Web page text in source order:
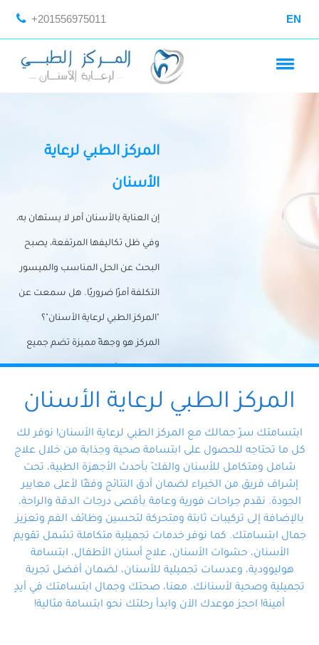
+201556975011 EN
المركز الطبي لرعاية
الأسنان
إن العناية بالأسنان أمر لا يستهان به،
وفي ظل تكاليفها المرتفعة، يصبح
البحث عن الحل المناسب والميسور
التكلفة أمرًا ضروريًا. هل سمعت عن
"المركز الطبي لرعاية الأسنان"؟
المركز هو وجهةً مميزة تضم جميع
احتياجات الأسنان تحت سقف واحد،
وتضمن لك حلاً شاملًا لجميع
المتخصص ذوي الخبرة، ستجد نفسك
في أيد أمينة تلبي احتياجاتك بكل
احترافية ودقة.
المركز الطبي لرعاية الأسنان
ابتسامتك سرّ جمالك مع المركز الطبي لرعاية الأسنان! نوفر لك
كل ما تحتاجه للحصول على ابتسامة صحية وجذابة من خلال علاج
شامل ومتكامل للأسنان والفكّ بأحدث الأجهزة الطبية، تحت
إشراف فريق من الخبراء لضمان أدق النتائج وفقًا لأعلى معايير
الجودة. نقدم جراحات فورية وعامة بأقصى درجات الدقة والراحة،
بالإضافة إلى تركيبات ثابتة ومتحركة لتحسين وظائف الفم وتعزيز
جمال ابتسامتك. كما نوفر خدمات تجميلية متكاملة تشمل تقويم
الأسنان، حشوات الأسنان، علاج أسنان الأطفال، ابتسامة
هوليوودية، وعدسات تجميلية للأسنان، لضمان أفضل تجربة
تجميلية وصحية لأسنانك. معنا، صحتك وجمال ابتسامتك في أيدٍ
أمينة! احجز موعدك الآن وابدأ رحلتك نحو ابتسامة مثالية!